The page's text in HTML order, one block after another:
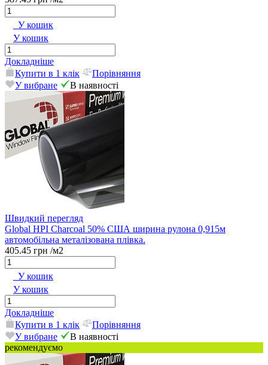
У кошик
У кошик
Докладніше
Купити в 1 клік
Порівняння
У вибране
В наявності
Швидкий перегляд
Global HPI Charcoal 50% США ширина рулона 0,915м
автомобільна металізована плівка.
405.45 грн /м2
У кошик
У кошик
Докладніше
Купити в 1 клік
Порівняння
У вибране
В наявності
рекомендуємо